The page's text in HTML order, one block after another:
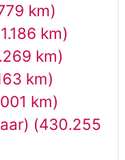
km)
km)
km)
km)
km)
(430.255